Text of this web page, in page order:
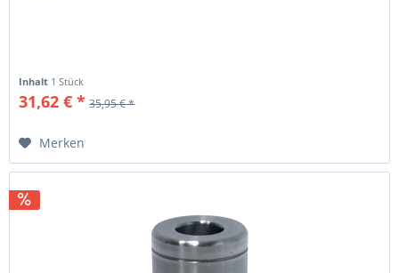
Inhalt 1 Stück
31,62 € * 35,95 € *
Merken